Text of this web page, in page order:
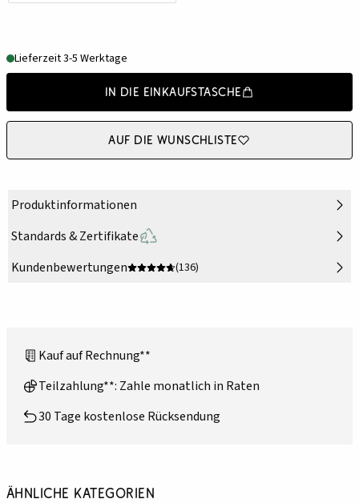
Lieferzeit 3-5 Werktage
In die Einkaufstasche
Auf die Wunschliste
Produktinformationen
Standards & Zertifikate
Kundenbewertungen
(136)
Kauf auf Rechnung**
Teilzahlung**: Zahle monatlich in Raten
30 Tage kostenlose Rücksendung
Ähnliche Kategorien